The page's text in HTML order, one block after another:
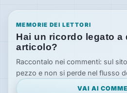
MEMORIE DEI LETTORI
Hai un ricordo legato a
articolo?
Raccontalo nei commenti: sul
pezzo e non si perde nel flusso
VAI AI